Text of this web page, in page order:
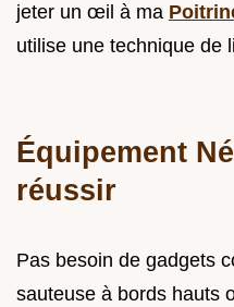
jeter un œil à ma
utilise une technique de
Équipement
réussir
Pas besoin de gadgets
sauteuse à bords hauts